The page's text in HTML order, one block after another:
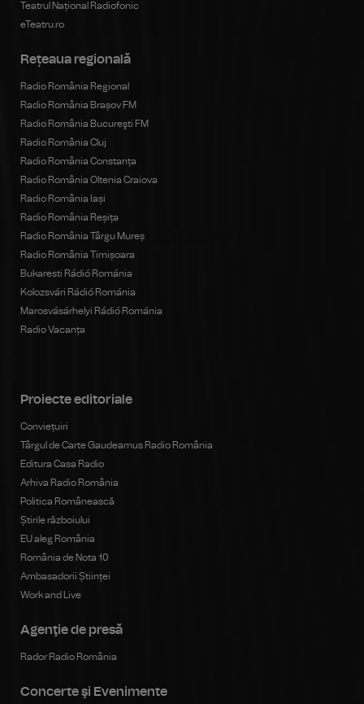
Teatrul Național Radiofonic
eTeatru.ro
Rețeaua regională
Radio România Regional
Radio România Brașov FM
Radio România Bucureşti FM
Radio România Cluj
Radio România Constanța
Radio România Oltenia Craiova
Radio România Iași
Radio România Reșița
Radio România Târgu Mureș
Radio România Timișoara
Bukaresti Rádió Románia
Kolozsvári Rádió Románia
Marosvásárhelyi Rádió Románia
Radio Vacanța
Proiecte editoriale
Conviețuiri
Târgul de Carte Gaudeamus Radio România
Editura Casa Radio
Arhiva Radio România
Politica Românească
Știrile războiului
EU aleg România
România de Nota 10
Ambasadorii Științei
Work and Live
Agenţie de presă
Rador Radio România
Concerte şi Evenimente